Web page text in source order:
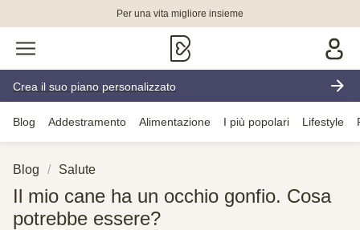
Per una vita migliore insieme
Crea il suo piano personalizzato
Blog Addestramento Alimentazione I più popolari Lifestyle
Blog Salute
Il mio cane ha un occhio gonfio. Cosa
potrebbe essere?